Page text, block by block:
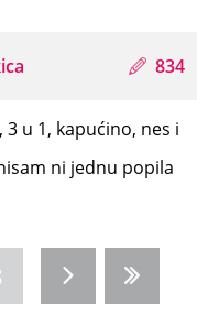
834
u 1, kapućino, nes i
ni jednu popila